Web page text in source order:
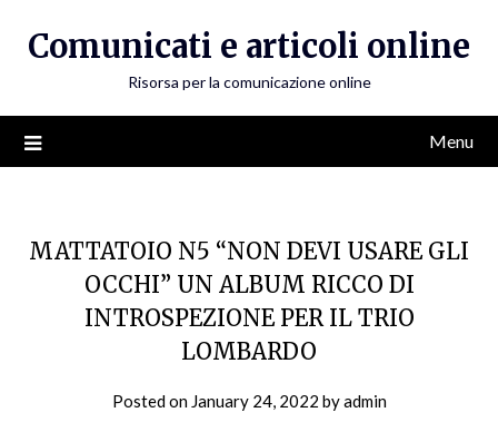
Comunicati e articoli online
Risorsa per la comunicazione online
Menu
MATTATOIO N5 “NON DEVI USARE GLI
OCCHI” UN ALBUM RICCO DI
INTROSPEZIONE PER IL TRIO
LOMBARDO
Posted on January 24, 2022 byadmin